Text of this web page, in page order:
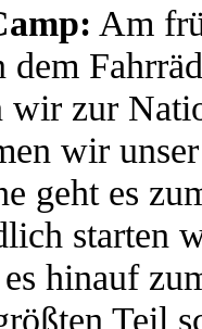
Am
dem
wir zur
wir
geht es
starten
hinauf
Teil